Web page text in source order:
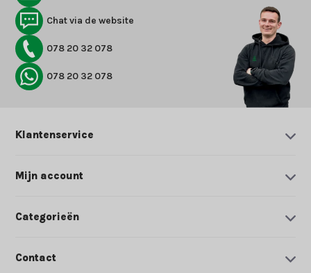
Chat via de website
078 20 32 078
078 20 32 078
Klantenservice
Mijn account
Categorieën
Contact